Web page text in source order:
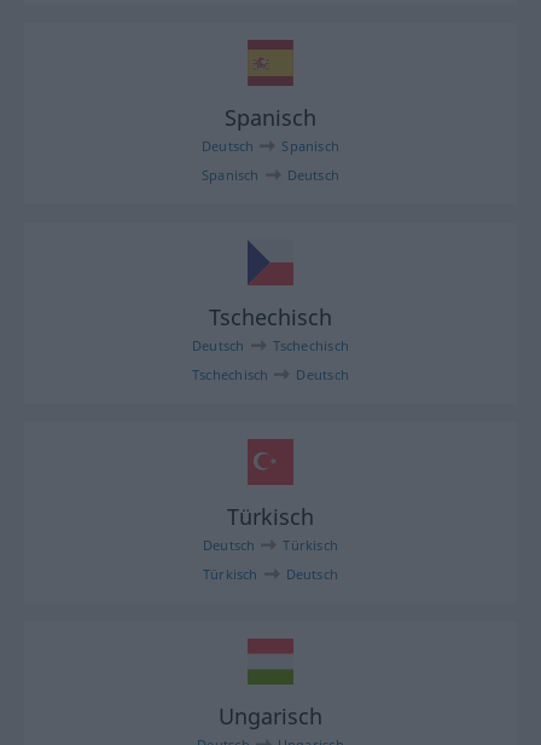
Spanisch
Deutsch
Spanisch
Spanisch
Deutsch
Tschechisch
Deutsch
Tschechisch
Tschechisch
Deutsch
Türkisch
Deutsch
Türkisch
Türkisch
Deutsch
Ungarisch